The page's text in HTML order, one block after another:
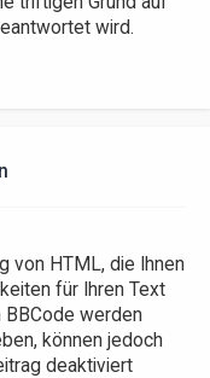
wird.
von HTML, die Ihnen
für Ihren Text
werden
können jedoch
deaktiviert